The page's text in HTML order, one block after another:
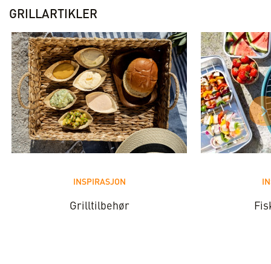
GRILLARTIKLER
INSPIRASJON
Grilltilbehør